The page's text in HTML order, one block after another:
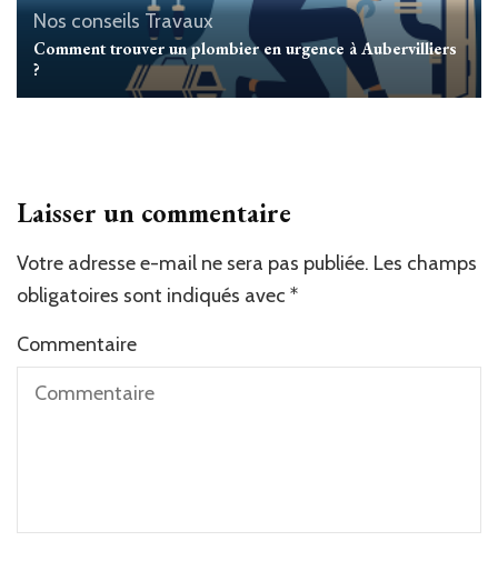
Nos conseils Travaux
Comment trouver un plombier en urgence à Aubervilliers
?
Laisser un commentaire
Votre adresse e-mail ne sera pas publiée. Les champs
obligatoires sont indiqués avec *
Commentaire